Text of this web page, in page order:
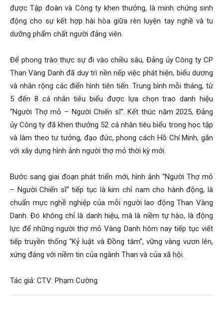
được Tập đoàn và Công ty khen thưởng, là minh chứng sinh
động cho sự kết hợp hài hòa giữa rèn luyện tay nghề và tu
dưỡng phẩm chất người đảng viên.
Để phong trào thực sự đi vào chiều sâu, Đảng ủy Công ty CP
Than Vàng Danh đã duy trì nền nếp việc phát hiện, biểu dương
và nhân rộng các điển hình tiên tiến. Trung bình mỗi tháng, từ
5 đến 8 cá nhân tiêu biểu được lựa chọn trao danh hiệu
“Người Thợ mỏ – Người Chiến sĩ”. Kết thúc năm 2025, Đảng
ủy Công ty đã khen thưởng 52 cá nhân tiêu biểu trong học tập
và làm theo tư tưởng, đạo đức, phong cách Hồ Chí Minh, gắn
với xây dựng hình ảnh người thợ mỏ thời kỳ mới.
Bước sang giai đoạn phát triển mới, hình ảnh “Người Thợ mỏ
– Người Chiến sĩ” tiếp tục là kim chỉ nam cho hành động, là
chuẩn mực nghề nghiệp của mỗi người lao động Than Vàng
Danh. Đó không chỉ là danh hiệu, mà là niềm tự hào, là động
lực để những người thợ mỏ Vàng Danh hôm nay tiếp tục viết
tiếp truyền thống “Kỷ luật và Đồng tâm”, vững vàng vươn lên,
xứng đáng với niềm tin của ngành Than và của xã hội.
Tác giả: CTV: Phạm Cường